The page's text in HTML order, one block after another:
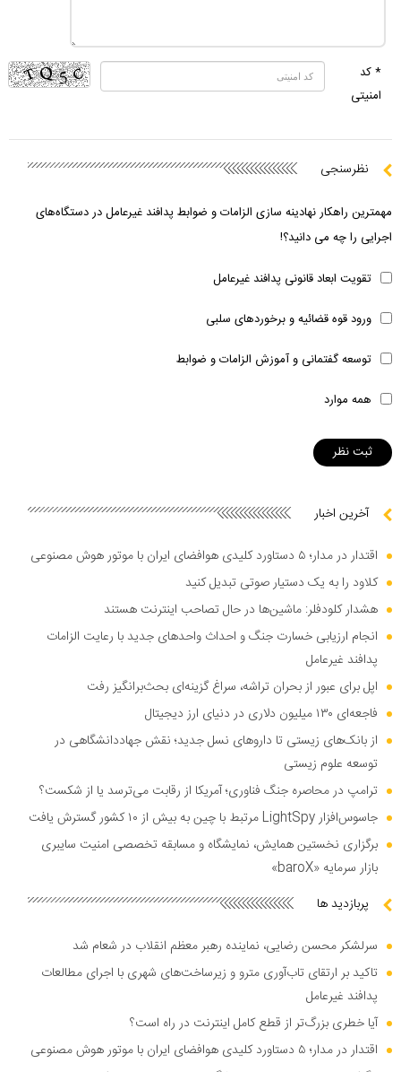
* کد
امنیتی
نظرسنجی
مهمترین راهکار نهادینه سازی الزامات و ضوابط پدافند غیرعامل در دستگاه‌های
اجرایی را چه می دانید؟!
تقویت ابعاد قانونی پدافند غیرعامل
ورود قوه قضائیه و برخوردهای سلبی
توسعه گفتمانی و آموزش الزامات و ضوابط
همه موارد
آخرین اخبار
اقتدار در مدار؛ ۵ دستاورد کلیدی هوافضای ایران با موتور هوش مصنوعی
کلاود را به یک دستیار صوتی تبدیل کنید
هشدار کلودفلر: ماشین‌ها در حال تصاحب اینترنت هستند
انجام ارزیابی خسارت جنگ و احداث واحد‌های جدید با رعایت الزامات
پدافند غیرعامل
اپل برای عبور از بحران تراشه، سراغ گزینه‌ای بحث‌برانگیز رفت
فاجعه‌ای ۱۳۰ میلیون دلاری در دنیای ارز دیجیتال
از بانک‌های زیستی تا دارو‌های نسل جدید؛ نقش جهاددانشگاهی در
توسعه علوم زیستی
ترامپ در محاصره جنگ فناوری؛ آمریکا از رقابت می‌ترسد یا از شکست؟
جاسوس‌افزار LightSpy مرتبط با چین به بیش از ۱۰ کشور گسترش یافت
برگزاری نخستین همایش، نمایشگاه و مسابقه تخصصی امنیت سایبری
بازار سرمایه «baroX»
پربازدید ها
سرلشکر محسن رضایی، نماینده رهبر معظم انقلاب در شعام شد
تاکید بر ارتقای تاب‌آوری مترو و زیرساخت‌های شهری با اجرای مطالعات
پدافند غیرعامل
آیا خطری بزرگ‌تر از قطع کامل اینترنت در راه است؟
اقتدار در مدار؛ ۵ دستاورد کلیدی هوافضای ایران با موتور هوش مصنوعی